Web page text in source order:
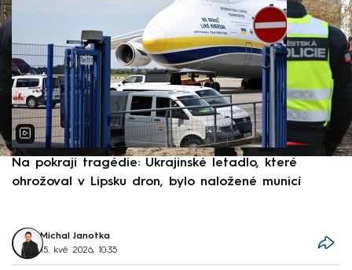
Na pokraji tragédie: Ukrajinské letadlo, které
ohrožoval v Lipsku dron, bylo naložené municí
Michal Janotka
15. kvě 2026, 10:35